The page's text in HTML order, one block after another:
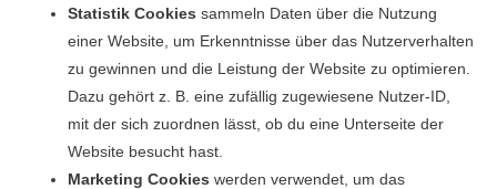
Statistik Cookies sammeln Daten über die Nutzung
einer Website, um Erkenntnisse über das Nutzerverhalten
zu gewinnen und die Leistung der Website zu optimieren.
Dazu gehört z. B. eine zufällig zugewiesene Nutzer-ID,
mit der sich zuordnen lässt, ob du eine Unterseite der
Website besucht hast.
Marketing Cookies werden verwendet, um das